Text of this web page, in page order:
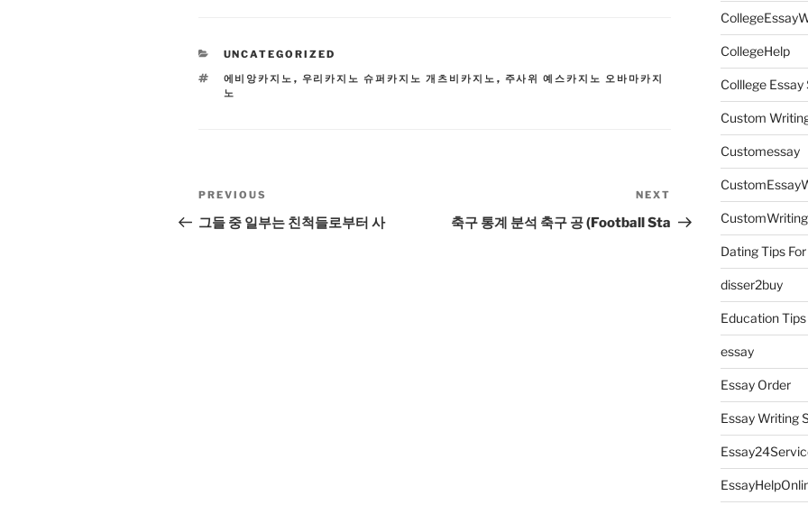
CATEGORIES
UNCATEGORIZED
TAGS
에비앙카지노 , 우리카지노 슈퍼카지노 개츠비카지노 , 주사위 예스카지노 오바마카지
노
Post
navigation
Previous
Post
PREVIOUS
그들 중 일부는 친척들로부터 사
Post
NEXT
축구 통계 분석 축구 공 (Football Sta
CollegeHelp
Colllege Essay
Custom
Customessay
CustomWriting
Dating Tips
disser2buy
Education
essay
Essay Order
Essay Writing